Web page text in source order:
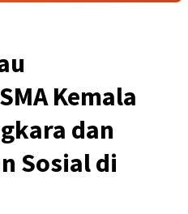
Kemala
dan
Sosial di